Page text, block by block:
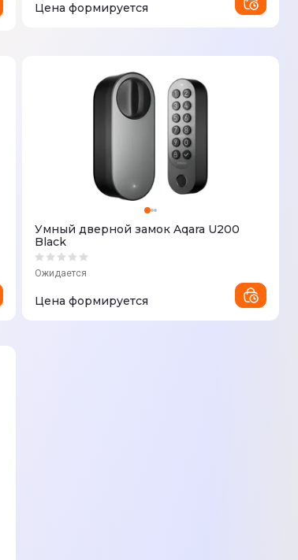
Цена формируется
Умный дверной замок Aqara U200
Black
Ожидается
Цена формируется